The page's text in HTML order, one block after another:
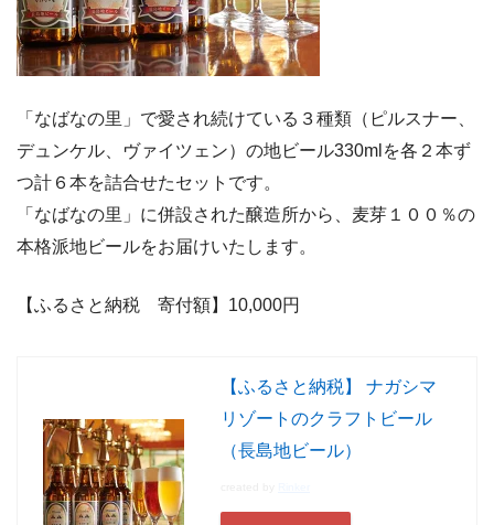
「なばなの里」で愛され続けている３種類（ピルスナー、
デュンケル、ヴァイツェン）の地ビール330mlを各２本ず
つ計６本を詰合せたセットです。
「なばなの里」に併設された醸造所から、麦芽１００％の
本格派地ビールをお届けいたします。
【ふるさと納税 寄付額】10,000円
【ふるさと納税】 ナガシマ
リゾートのクラフトビール
（長島地ビール）